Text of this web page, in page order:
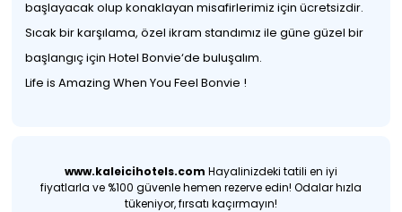
başlayacak olup konaklayan misafirlerimiz için ücretsizdir.
Sıcak bir karşılama, özel ikram standımız ile güne güzel bir
başlangıç için Hotel Bonvie‘de buluşalım.
Life is Amazing When You Feel Bonvie !
www.kaleicihotels.com Hayalinizdeki tatili en iyi
fiyatlarla ve %100 güvenle hemen rezerve edin! Odalar hızla
tükeniyor, fırsatı kaçırmayın!